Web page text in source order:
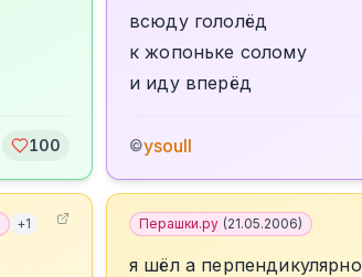
100
всюду гололёд
к жопоньке солому
и иду вперёд
©ysoull
+1 Перашки.ру (21.05.2006)
я шёл а перпендикулярно